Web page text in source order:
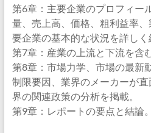
第6章：主要企業のプロフィー
量、売上高、価格、粗利益率
要企業の基本的な状況を詳しく
第7章：産業の上流と下流を含
第8章：市場力学、市場の最新
制限要因、業界のメーカーが
界の関連政策の分析を掲載。
第9章：レポートの要点と結論。